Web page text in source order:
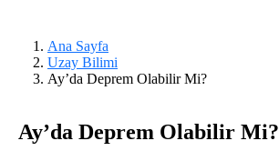
Ana Sayfa
Uzay Bilimi
Ay’da Deprem Olabilir Mi?
Ay’da Deprem Olabilir Mi?